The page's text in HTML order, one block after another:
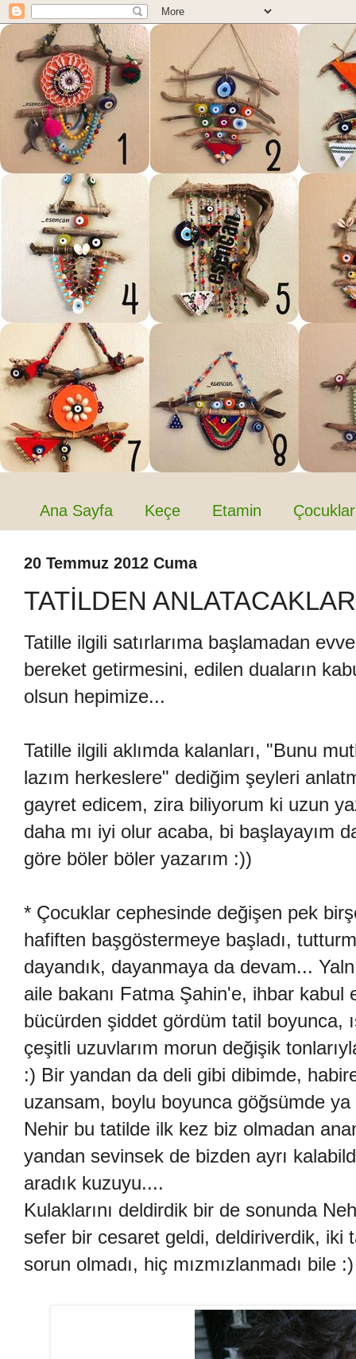
Ana Sayfa Keçe Etamin Çocuklar
20 Temmuz 2012 Cuma
TATİLDEN
Tatille ilgili satırlarıma başlamadan
bereket getirmesini, edilen duaların
olsun hepimize...
Tatille ilgili aklımda kalanları, "Bunu
lazım herkeslere" dediğim şeyleri
gayret edicem, zira biliyorum ki uzun
daha mı iyi olur acaba, bi başlayayım
göre böler böler yazarım :))
* Çocuklar cephesinde değişen pek
hafiften başgöstermeye başladı,
dayandık, dayanmaya da devam...
aile bakanı Fatma Şahin'e, ihbar kabul
bücürden şiddet gördüm tatil boyunca,
çeşitli uzuvlarım morun değişik
:) Bir yandan da deli gibi dibimde,
uzansam, boylu boyunca göğsümde ya
Nehir bu tatilde ilk kez biz olmadan
yandan sevinsek de bizden ayrı
aradık kuzuyu....
Kulaklarını deldirdik bir de sonunda
sefer bir cesaret geldi, deldiriverdik, iki
sorun olmadı, hiç mızmızlanmadı bile :)